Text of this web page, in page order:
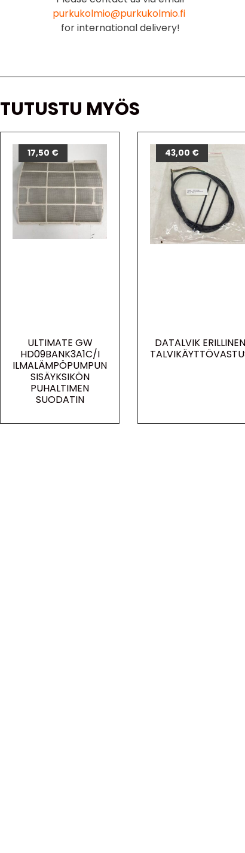
purkukolmio@purkukolmio.fi
for international delivery!
TUTUSTU MYÖS
ULTIMATE GW
HD09BANK3A1C/I
ILMALÄMPÖPUMPUN
SISÄYKSIKÖN
PUHALTIMEN
SUODATIN
17,50 €
DATALVIK ERILLINEN
43,00 €